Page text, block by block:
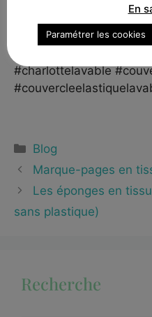
#couverclescologiques
#couvercleslavables
#charlottelavable
Blog
Marque-pages en
Les éponges en
sans plastique)
Recherche
En
Paramétrer les cookies